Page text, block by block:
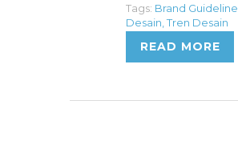
Tags: Brand Guideline
Desain Tren Desain
READ MORE